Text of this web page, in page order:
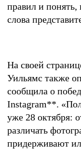
правил и
слова
На своей
Уильямс также
сообщила о
Instagram**.
уже 28 октября:
различать
придерживают